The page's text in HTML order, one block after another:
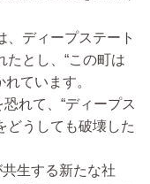
ディープステート
とし、“この町は
ています。
れて、“ディープス
どうしても破壊した
生する新たな社